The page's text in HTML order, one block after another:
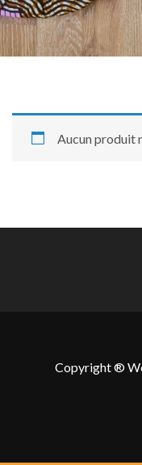
Aucun produit
Copyright ®